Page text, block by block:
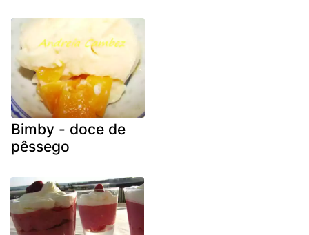
Bimby - doce de
pêssego